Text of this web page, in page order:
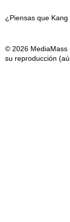
¿Piensas que
© 2026 MediaMass
su reproducción